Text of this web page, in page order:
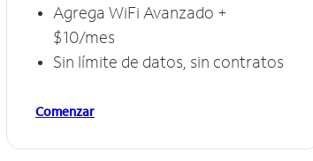
Agrega WiFi Avanzado +
$10/mes
Sin límite de datos, sin contratos
Comenzar